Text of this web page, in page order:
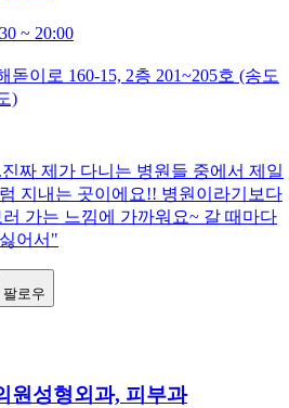
~ 20:00
돋이로 160-15, 2층 201~205호 (송도
)
짜 제가 다니는 병원들 중에서 제일
지내는 곳이에요!! 병원이라기보다
가는 느낌에 가까워요~ 갈 때마다
어서 "
팔로우
원성형외과, 피부과